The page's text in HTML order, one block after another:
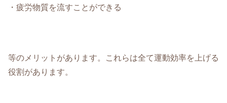
・疲労物質を流すことができる
等のメリットがあります。これらは全て運動効率を上げる
役割があります。